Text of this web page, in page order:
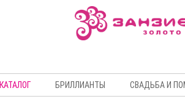
КАТАЛОГ БРИЛЛИАНТЫ СВАДЬБА И